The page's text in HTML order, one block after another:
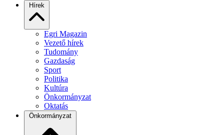
Hírek
Egri Magazin
Vezető hírek
Tudomány
Gazdaság
Sport
Politika
Kultúra
Önkormányzat
Oktatás
Önkormányzat